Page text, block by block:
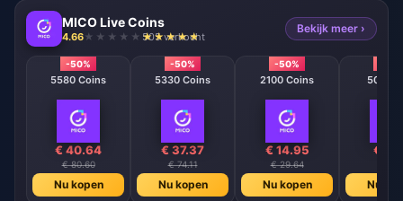
MICO Live Coins
4.66 505 verkocht
Bekijk meer ›
-50%
5580 Coins
€ 40.64
€ 80.60
Nu kopen
-50%
5330 Coins
€ 37.37
€ 74.11
Nu kopen
-50%
2100 Coins
€ 14.95
€ 29.64
Nu kopen
508
€
Nu